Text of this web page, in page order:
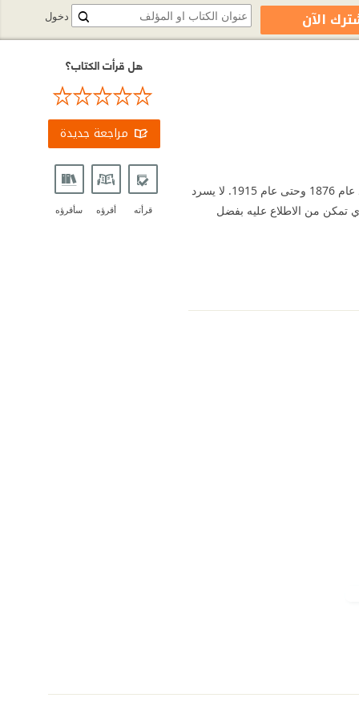
الجزء الأول من مشروع عمل عليه اللورد كرومر لتوثيق الأحداث التاريخية التي عاشها في مصر والسودان منذ عام 1876 وحتى عام 1915. لا يسرد
تمكن من الاطلاع عليه بفضل
هل قرأت الكتاب؟
مراجعة جديدة
قرأته أقرؤه سأقرؤه
دخول الآن